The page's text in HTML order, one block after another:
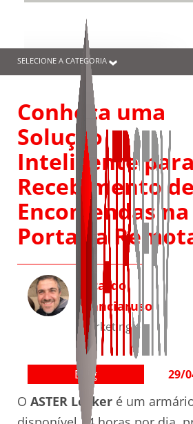
SELECIONE A CATEGORIA
Conheça uma
Solução
Inteligente para
Recebimento de
Encomendas na
Portaria
Ricardo
Cianciaruso
Marketing e
RH
Blog
29/
O ASTER Locker é um